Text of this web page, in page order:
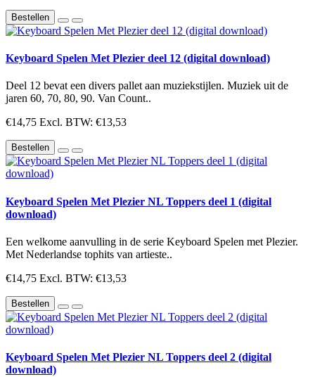
Bestellen
Keyboard Spelen Met Plezier deel 12 (digital download)
Deel 12 bevat een divers pallet aan muziekstijlen. Muziek uit de
jaren 60, 70, 80, 90. Van Count..
€14,75 Excl. BTW: €13,53
Bestellen
Keyboard Spelen Met Plezier NL Toppers deel 1 (digital
download)
Een welkome aanvulling in de serie Keyboard Spelen met Plezier.
Met Nederlandse tophits van artieste..
€14,75 Excl. BTW: €13,53
Bestellen
Keyboard Spelen Met Plezier NL Toppers deel 2 (digital
download)